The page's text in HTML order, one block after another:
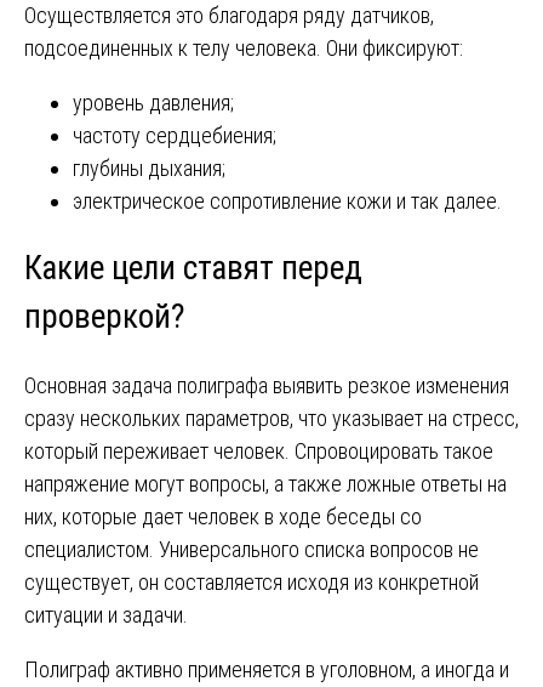
Осуществляется это благодаря ряду датчиков,
подсоединенных к телу человека. Они фиксируют:
уровень давления;
частоту сердцебиения;
глубины дыхания;
электрическое сопротивление кожи и так далее.
Какие цели ставят перед
проверкой?
Основная задача полиграфа выявить резкое изменения
сразу нескольких параметров, что указывает на стресс,
который переживает человек. Спровоцировать такое
напряжение могут вопросы, а также ложные ответы на
них, которые дает человек в ходе беседы со
специалистом. Универсального списка вопросов не
существует, он составляется исходя из конкретной
ситуации и задачи.
Полиграф активно применяется в уголовном, а иногда и